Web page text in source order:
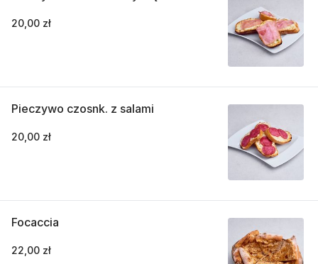
20,00 zł
Pieczywo czosnk. z salami
20,00 zł
Focaccia
22,00 zł